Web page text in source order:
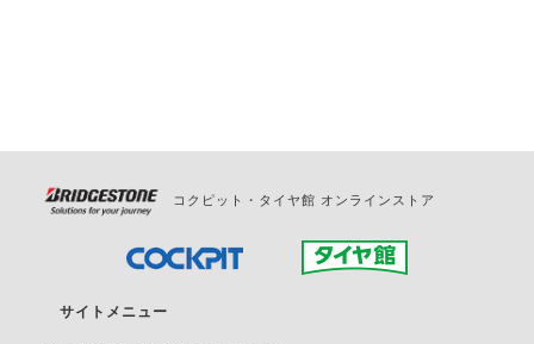
コクピット・タイヤ館 オンラインストア
サイトメニュー